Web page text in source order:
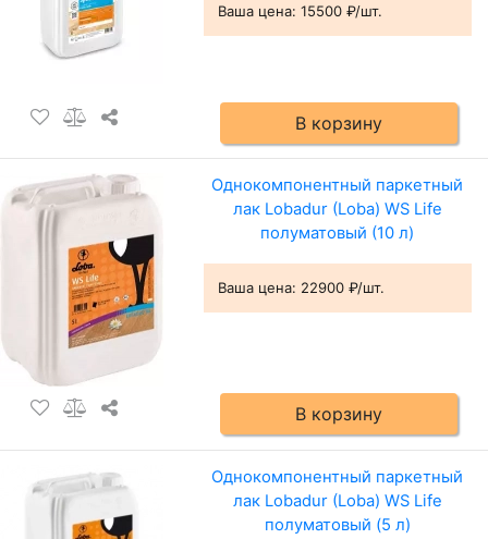
Ваша цена: 15500 ₽/шт.
В корзину
Однокомпонентный паркетный
лак Lobadur (Loba) WS Life
полуматовый (10 л)
Ваша цена: 22900 ₽/шт.
В корзину
Однокомпонентный паркетный
лак Lobadur (Loba) WS Life
полуматовый (5 л)